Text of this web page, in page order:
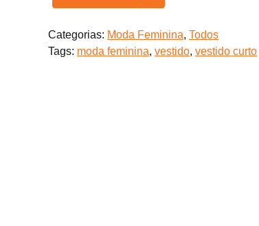
Categorias: Moda Feminina, Todos
Tags: moda feminina, vestido, vestido curto